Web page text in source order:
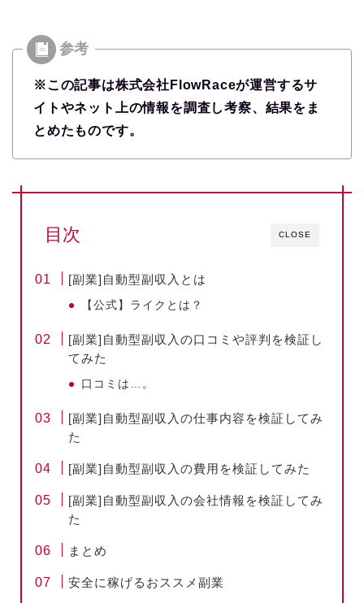
※この記事は株式会社FlowRaceが運営するサ
イトやネット上の情報を調査し考察、結果をま
とめたものです。
CLOSE
目次
[副業]自動型副収入とは
【公式】ライクとは？
[副業]自動型副収入の口コミや評判を検証し
てみた
口コミは…。
[副業]自動型副収入の仕事内容を検証してみ
た
[副業]自動型副収入の費用を検証してみた
[副業]自動型副収入の会社情報を検証してみ
た
まとめ
安全に稼げるおススメ副業